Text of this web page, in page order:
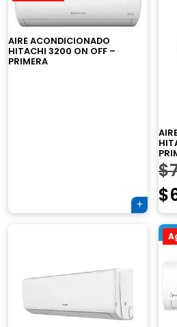
AIRE ACONDICIONADO
HITACHI 3200 ON OFF –
PRIMERA
$
$
Tu carrito